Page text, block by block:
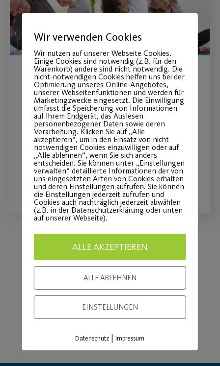
Groupfitness-Kurse in der
Herbstsaison
Pump It!, Yoga, Cycling, Jumping
Fitness und vieles mehr ab September
2023
WEITERLESEN
Wir verwenden Cookies
Wir nutzen auf unserer Webseite Cookies.
Einige Cookies sind notwendig (z.B. für den
Warenkorb) andere sind nicht notwendig. Die
nicht-notwendigen Cookies helfen uns bei der
Optimierung unseres Online-Angebotes,
unserer Webseitenfunktionen und werden für
Marketingzwecke eingesetzt. Die Einwilligung
umfasst die Speicherung von Informationen
auf Ihrem Endgerät, das Auslesen
personenbezogener Daten sowie deren
Verarbeitung. Klicken Sie auf „Alle
akzeptieren“, um in den Einsatz von nicht
notwendigen Cookies einzuwilligen oder auf
„Alle ablehnen“, wenn Sie sich anders
entscheiden. Sie können unter „Einstellungen
verwalten“ detaillierte Informationen der von
uns eingesetzten Arten von Cookies erhalten
und deren Einstellungen aufrufen. Sie können
die Einstellungen jederzeit aufrufen und
Cookies auch nachträglich jederzeit abwählen
(z.B. in der Datenschutzerklärung oder unten
auf unserer Webseite).
ALLE AKZEPTIEREN
ALLE ABLEHNEN
EINSTELLUNGEN
Datenschutz |Impressum